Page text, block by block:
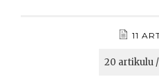
11